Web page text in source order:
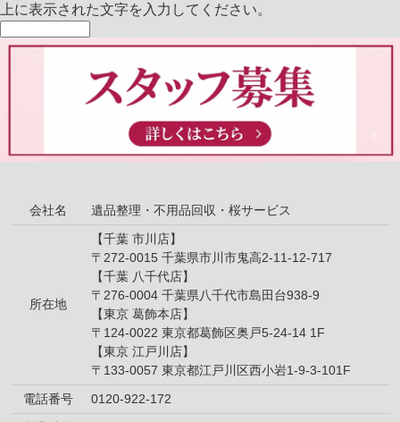
上に表示された文字を入力してください。
会社名 遺品整理・不用品回収・桜サービス
所在地
【千葉 市川店】
〒272-0015 千葉県市川市鬼高2-11-12-717
【千葉 八千代店】
〒276-0004 千葉県八千代市島田台938-9
【東京 葛飾本店】
〒124-0022 東京都葛飾区奥戸5-24-14 1F
【東京 江戸川店】
〒133-0057 東京都江戸川区西小岩1-9-3-101F
電話番号
0120-922-172